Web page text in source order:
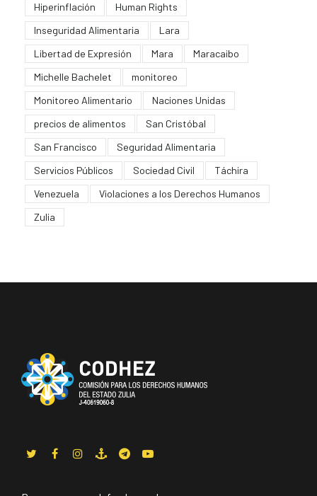
Hiperinflación
Human Rights
Inseguridad Alimentaria
Lara
Libertad de Expresión
Mara
Maracaibo
Michelle Bachelet
monitoreo
Monitoreo Alimentario
Naciones Unidas
precios de alimentos
San Cristóbal
San Francisco
Seguridad Alimentaria
Servicios Públicos
Sociedad Civil
Táchira
Venezuela
Violaciones a los Derechos Humanos
Zulia